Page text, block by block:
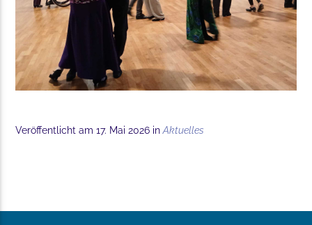
Veröffentlicht am 17. Mai 2026 inAktuelles